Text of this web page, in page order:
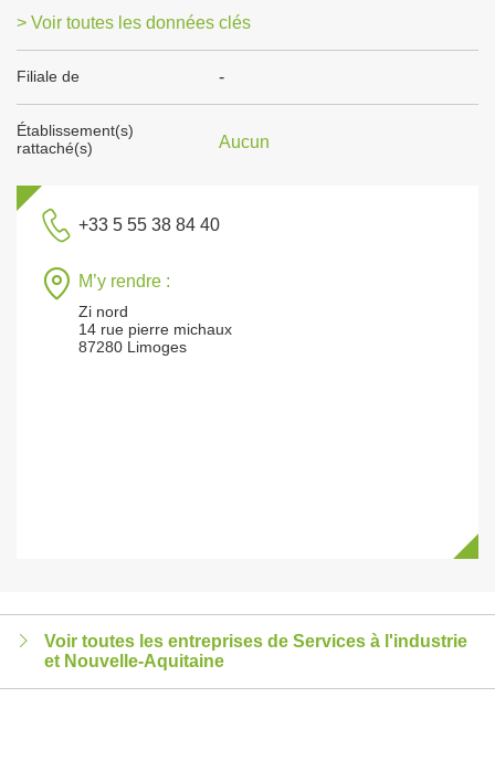
> Voir toutes les données clés
Filiale de -
Établissement(s)
rattaché(s)
Aucun
+33 5 55 38 84 40
M’y rendre :
Zi nord
14 rue pierre michaux
87280 Limoges
Voir toutes les entreprises de Services à l'industrie
et Nouvelle-Aquitaine